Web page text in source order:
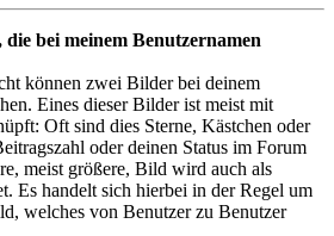
bei meinem Benutzernamen
können zwei Bilder bei deinem
Eines dieser Bilder ist meist mit
Oft sind dies Sterne, Kästchen oder
oder deinen Status im Forum
meist größere, Bild wird auch als
Es handelt sich hierbei in der Regel um
welches von Benutzer zu Benutzer